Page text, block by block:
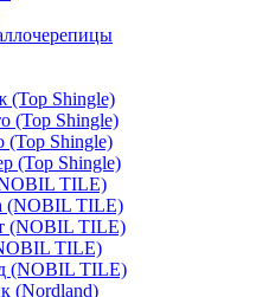
(Top Shingle)
(Top Shingle)
(Top Shingle)
(Top Shingle)
TILE)
(NOBIL TILE)
(NOBIL TILE)
TILE)
(NOBIL TILE)
(Nordland)